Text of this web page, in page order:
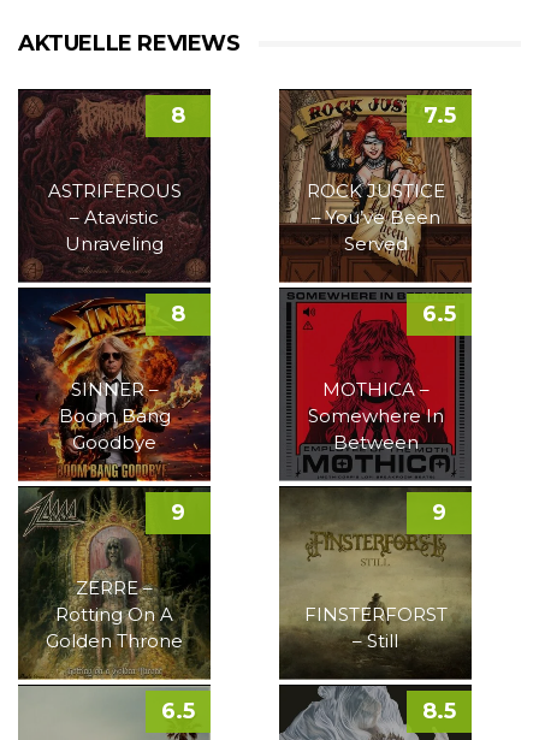
AKTUELLE REVIEWS
ASTRIFEROUS
– Atavistic
Unraveling
8
ROCK JUSTICE
– You’ve Been
Served
7.5
SINNER –
Boom Bang
Goodbye
8
MOTHICA –
Somewhere In
Between
6.5
ZERRE –
Rotting On A
Golden Throne
9
FINSTERFORST
– Still
9
6.5 8.5